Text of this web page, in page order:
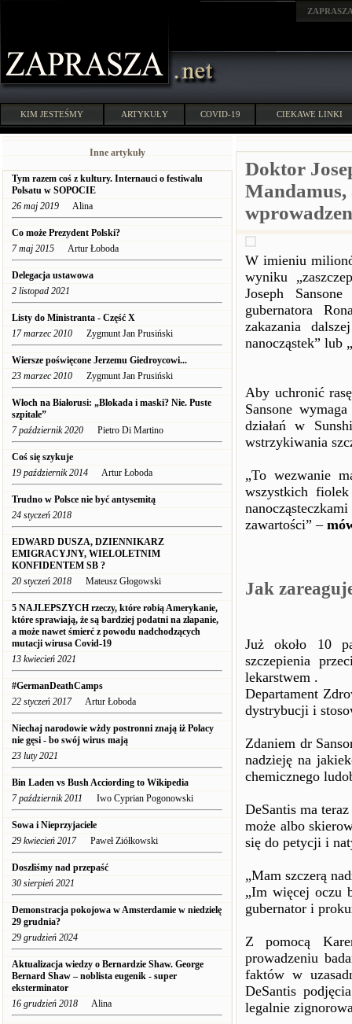
KIM JESTEŚMY ARTYKUŁY COVID-19 CIEKAWE LINKI
Inne artykuły
Tym razem coś z kultury. Internauci o festiwalu
Polsatu w SOPOCIE
26 maj 2019 Alina
Co może Prezydent Polski?
7 maj 2015 Artur Łoboda
Delegacja ustawowa
2 listopad 2021
Listy do Ministranta - Część X
17 marzec 2010 Zygmunt Jan Prusiński
Wiersze poświęcone Jerzemu Giedroycowi...
23 marzec 2010 Zygmunt Jan Prusiński
Włoch na Białorusi: „Blokada i maski? Nie. Puste
szpitale”
7 październik 2020 Pietro Di Martino
Coś się szykuje
19 październik 2014 Artur Łoboda
Trudno w Polsce nie być antysemitą
24 styczeń 2018
EDWARD DUSZA, DZIENNIKARZ
EMIGRACYJNY, WIELOLETNIM
KONFIDENTEM SB ?
20 styczeń 2018 Mateusz Głogowski
5 NAJLEPSZYCH rzeczy, które robią Amerykanie,
które sprawiają, że są bardziej podatni na złapanie,
a może nawet śmierć z powodu nadchodzących
mutacji wirusa Covid-19
13 kwiecień 2021
#GermanDeathCamps
22 styczeń 2017Artur Łoboda
Niechaj narodowie wżdy postronni znają iż Polacy
nie gęsi - bo swój wirus mają
23 luty 2021
Bin Laden vs Bush Acciording to Wikipedia
7 październik 2011 Iwo Cyprian Pogonowski
Sowa i Nieprzyjaciele
29 kwiecień 2017Paweł Ziółkowski
Doszliśmy nad przepaść
30 sierpień 2021
Demonstracja pokojowa w Amsterdamie w niedzielę
29 grudnia?
29 grudzień 2024
Aktualizacja wiedzy o Bernardzie Shaw. George
Bernard Shaw – noblista eugenik - super
eksterminator
16 grudzień 2018 Alina
Doktor
Mandamus,
W imieniu
wyniku
Joseph
gubernatora
zakazania
nanocząstek” lub
Aby uchronić
Sansone
działań w
wstrzykiwania
„To wezwanie
wszystkich
zawartości” –
Jak
Już około 10
szczepienia
lekarstwem .
Departament
dystrybucji i
Zdaniem dr
nadzieję na
chemicznego
DeSantis ma
może albo
się do petycji i
„Mam szczerą
„Im więcej oczu
gubernator i
Z pomocą
prowadzeniu
faktów w
DeSantis
legalnie